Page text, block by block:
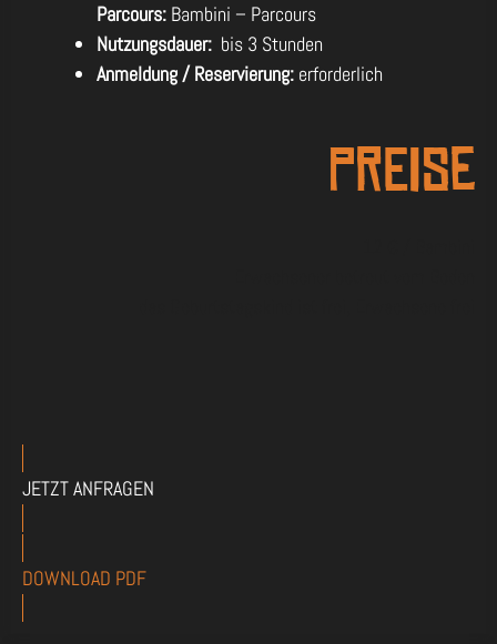
Parcours: Bambini – Parcours
Nutzungsdauer: bis 3 Stunden
Anmeldung / Reservierung: erforderlich
Preise
JETZT ANFRAGEN
DOWNLOAD PDF